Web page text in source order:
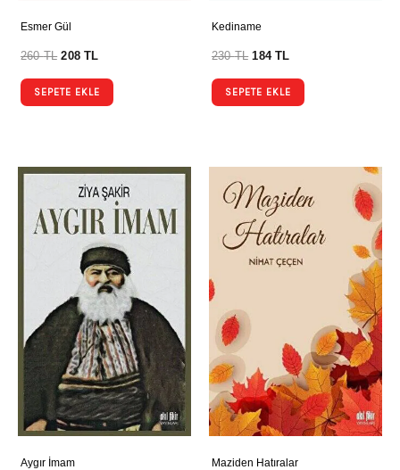
Esmer Gül
260TL 208TL
SEPETE EKLE
Kediname
230TL 184TL
SEPETE EKLE
Aygır İmam Maziden Hatıralar